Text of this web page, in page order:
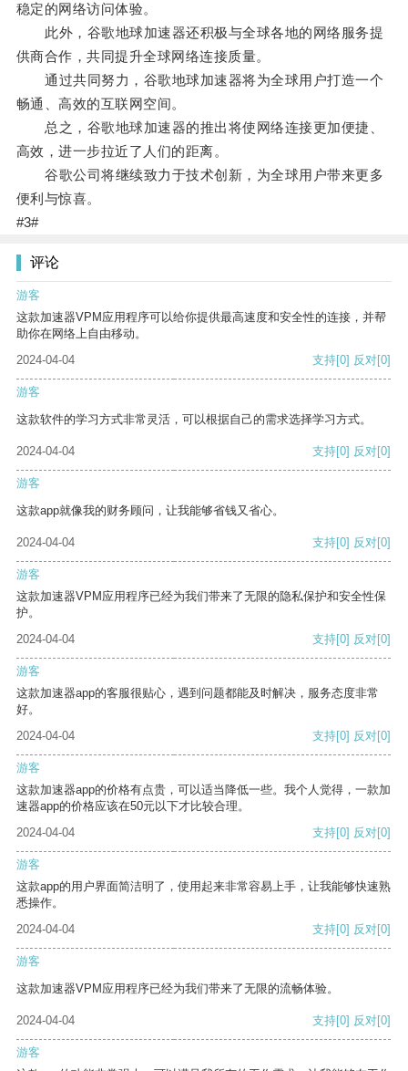
稳定的网络访问体验。
此外，谷歌地球加速器还积极与全球各地的网络服务提
供商合作，共同提升全球网络连接质量。
通过共同努力，谷歌地球加速器将为全球用户打造一个
畅通、高效的互联网空间。
总之，谷歌地球加速器的推出将使网络连接更加便捷、
高效，进一步拉近了人们的距离。
谷歌公司将继续致力于技术创新，为全球用户带来更多
便利与惊喜。
#3#
评论
游客
这款加速器VPM应用程序可以给你提供最高速度和安全性的连接，并帮
助你在网络上自由移动。
2024-04-04
支持[0] 反对[0]
游客
这款软件的学习方式非常灵活，可以根据自己的需求选择学习方式。
2024-04-04 支持[0] 反对[0]
游客
这款app就像我的财务顾问，让我能够省钱又省心。
2024-04-04 支持[0] 反对[0]
游客
这款加速器VPM应用程序已经为我们带来了无限的隐私保护和安全性保
护。
2024-04-04
支持[0] 反对[0]
游客
这款加速器app的客服很贴心，遇到问题都能及时解决，服务态度非常
好。
2024-04-04
支持[0] 反对[0]
游客
这款加速器app的价格有点贵，可以适当降低一些。我个人觉得，一款加
速器app的价格应该在50元以下才比较合理。
2024-04-04
支持[0] 反对[0]
游客
这款app的用户界面简洁明了，使用起来非常容易上手，让我能够快速熟
悉操作。
2024-04-04
支持[0] 反对[0]
游客
这款加速器VPM应用程序已经为我们带来了无限的流畅体验。
2024-04-04 支持[0] 反对[0]
游客